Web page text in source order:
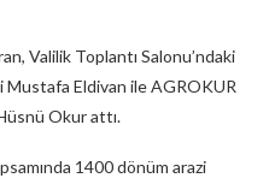
Valilik Toplantı Salonu’ndaki
Mustafa Eldivan ile AGROKUR
Okur attı.
1400 dönüm arazi